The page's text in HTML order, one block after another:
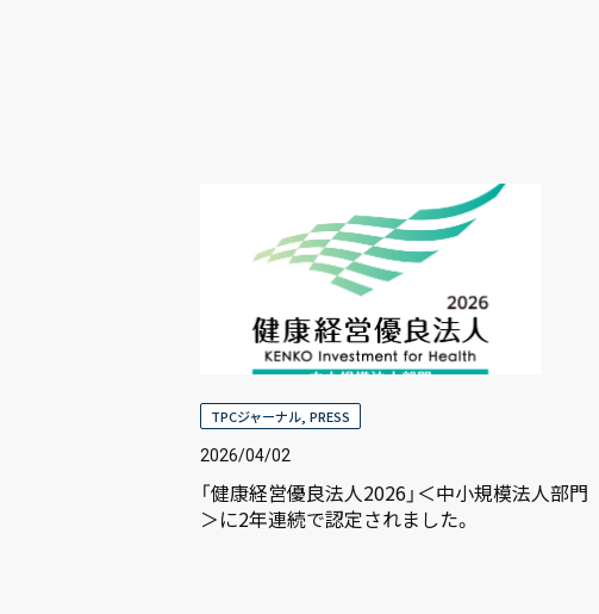
TPCジャーナル PRESS
2026/04/02
「健康経営優良法人2026」＜中小規模法人部門
＞に2年連続で認定されました。